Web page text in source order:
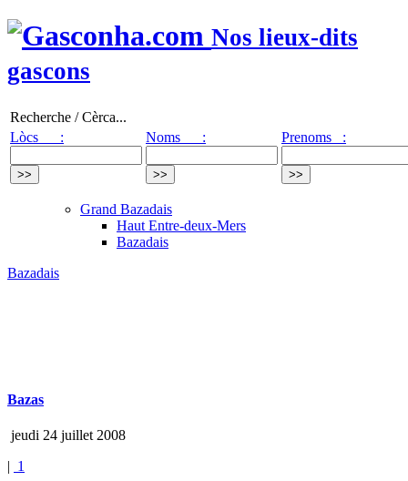
Nos lieux-dits
gascons
Recherche / Cèrca...
Lòcs :
Noms : Prenoms :
Grand Bazadais
Haut Entre-deux-Mers
Bazadais
Bazadais
Bazas
jeudi 24 juillet 2008
| 1